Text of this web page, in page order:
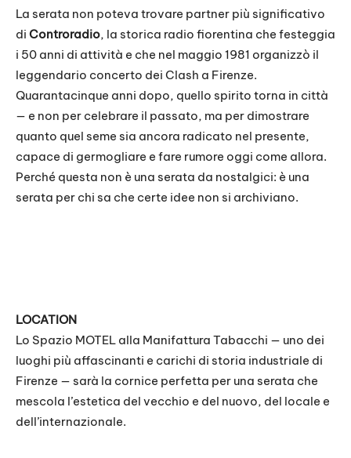
La serata non poteva trovare partner più significativo
di Controradio, la storica radio fiorentina che festeggia
i 50 anni di attività e che nel maggio 1981 organizzò il
leggendario concerto dei Clash a Firenze.
Quarantacinque anni dopo, quello spirito torna in città
— e non per celebrare il passato, ma per dimostrare
quanto quel seme sia ancora radicato nel presente,
capace di germogliare e fare rumore oggi come allora.
Perché questa non è una serata da nostalgici: è una
serata per chi sa che certe idee non si archiviano.
LOCATION
Lo Spazio MOTEL alla Manifattura Tabacchi — uno dei
luoghi più affascinanti e carichi di storia industriale di
Firenze — sarà la cornice perfetta per una serata che
mescola l’estetica del vecchio e del nuovo, del locale e
dell’internazionale.